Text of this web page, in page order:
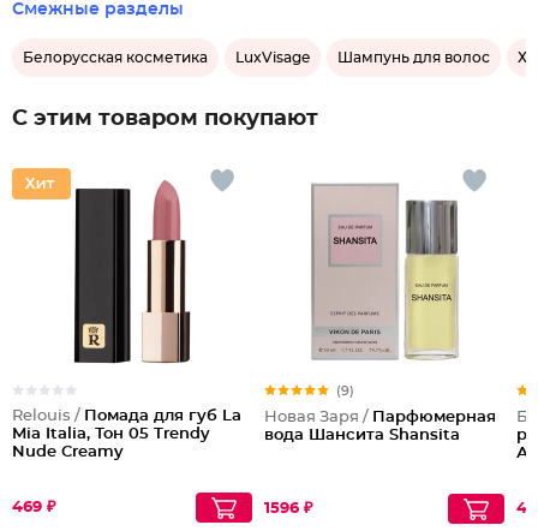
Смежные разделы
Белорусская косметика LuxVisage Шампунь для волос
С этим товаром покупают
Relouis / Помада для губ La
Mia Italia, Тон 05 Trendy
Nude Creamy
469 ₽
(9)
Новая Заря / Парфюмерная
вода Шансита Shansita
1596 ₽